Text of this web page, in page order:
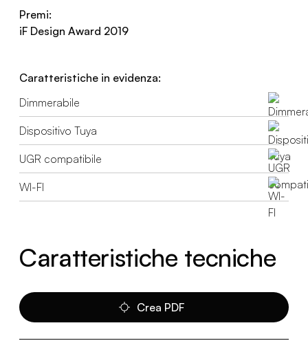
Premi:
iF Design Award 2019
Caratteristiche in evidenza:
Dimmerabile
Dispositivo Tuya
UGR compatibile
WI-FI
Caratteristiche tecniche
Crea PDF